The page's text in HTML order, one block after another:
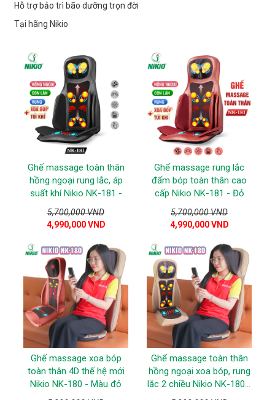
Hỗ trợ bảo trì bão dưỡng trọn đời
Tại hãng Nikio
Ghế massage toàn thân
hồng ngoại rung lắc, áp
suất khí Nikio NK-181 -
Đen
5,700,000 VND
4,990,000 VND
Ghế massage rung lắc
đấm bóp toàn thân cao
cấp Nikio NK-181 - Đỏ
5,700,000 VND
4,990,000 VND
Ghế massage xoa bóp
toàn thân 4D thế hệ mới
Nikio NK-180 - Màu đỏ
Ghế massage toàn thân
hồng ngoại xoa bóp, rung
lắc 2 chiều Nikio NK-180 -
Màu nâu